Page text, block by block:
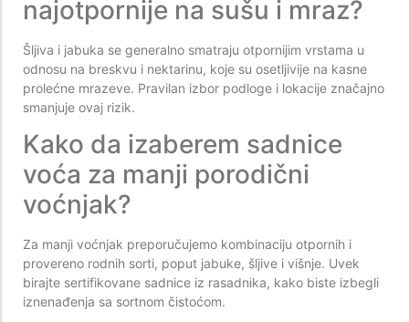
najotpornije na sušu i mraz?
Šljiva i jabuka se generalno smatraju otpornijim vrstama u
odnosu na breskvu i nektarinu, koje su osetljivije na kasne
prolećne mrazeve. Pravilan izbor podloge i lokacije značajno
smanjuje ovaj rizik.
Kako da izaberem sadnice
voća za manji porodični
voćnjak?
Za manji voćnjak preporučujemo kombinaciju otpornih i
provereno rodnih sorti, poput jabuke, šljive i višnje. Uvek
birajte sertifikovane sadnice iz rasadnika, kako biste izbegli
iznenađenja sa sortnom čistoćom.